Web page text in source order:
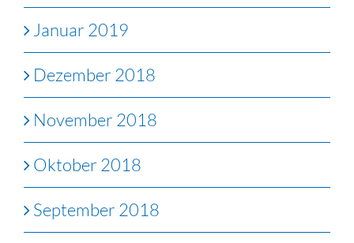
Januar 2019
Dezember 2018
November 2018
Oktober 2018
September 2018